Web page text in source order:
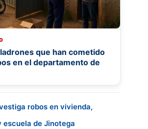
que han cometido
en el departamento de
robos en vivienda,
escuela de Jinotega